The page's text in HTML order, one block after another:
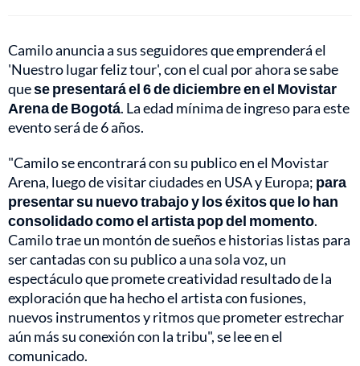
Camilo anuncia a sus seguidores que emprenderá el
'Nuestro lugar feliz tour', con el cual por ahora se sabe
quese presentará el 6 de diciembre en el Movistar
Arena de Bogotá. La edad mínima de ingreso para este
evento será de 6 años.
"Camilo se encontrará con su publico en el Movistar
Arena, luego de visitar ciudades en USA y Europa; para
presentar su nuevo trabajo y los éxitos que lo han
consolidado como el artista pop del momento.
Camilo trae un montón de sueños e historias listas para
ser cantadas con su publico a una sola voz, un
espectáculo que promete creatividad resultado de la
exploración que ha hecho el artista con fusiones,
nuevos instrumentos y ritmos que prometer estrechar
aún más su conexión con la tribu", se lee en el
comunicado.